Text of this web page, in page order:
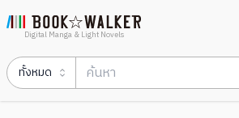
Digital Manga & Light Novels
ทั้งหมด